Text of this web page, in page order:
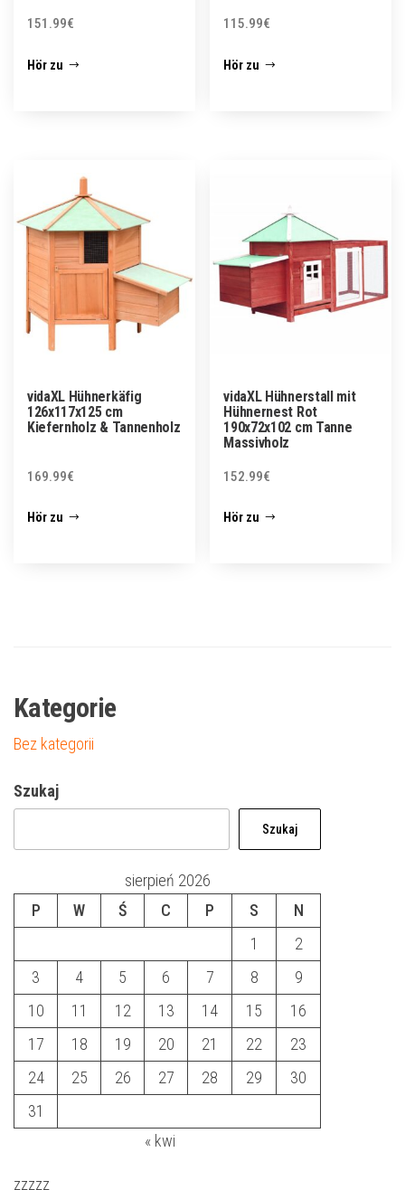
151.99€
Hör zu
115.99€
Hör zu
vidaXL Hühnerkäfig
126x117x125 cm
Kiefernholz & Tannenholz
169.99€
Hör zu
vidaXL Hühnerstall mit
Hühnernest Rot
190x72x102 cm Tanne
Massivholz
152.99€
Hör zu
Kategorie
Bez kategorii
Szukaj
Szukaj
sierpień 2026
P
W Ś C P S
N
1
2
3
4 5 6 7 8
9
10
11 12 13 14 15
16
17
18 19 20 21 22
23
24
25 26 27 28 29
30
31
« kwi
zzzzz